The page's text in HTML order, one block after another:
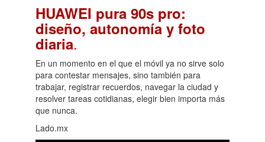
HUAWEI pura 90s pro:
diseño, autonomía y foto
diaria.
En un momento en el que el móvil ya no sirve solo
para contestar mensajes, sino también para
trabajar, registrar recuerdos, navegar la ciudad y
resolver tareas cotidianas, elegir bien importa más
que nunca.
Lado.mx